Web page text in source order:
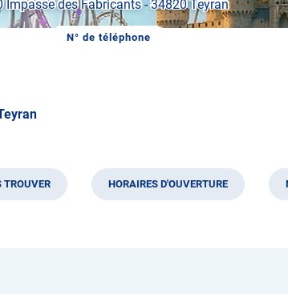
Impasse des Fabricants-34820 Teyran
N° de téléphone
AFFICHER
TROUVER HORAIRES D'OUVERTURE